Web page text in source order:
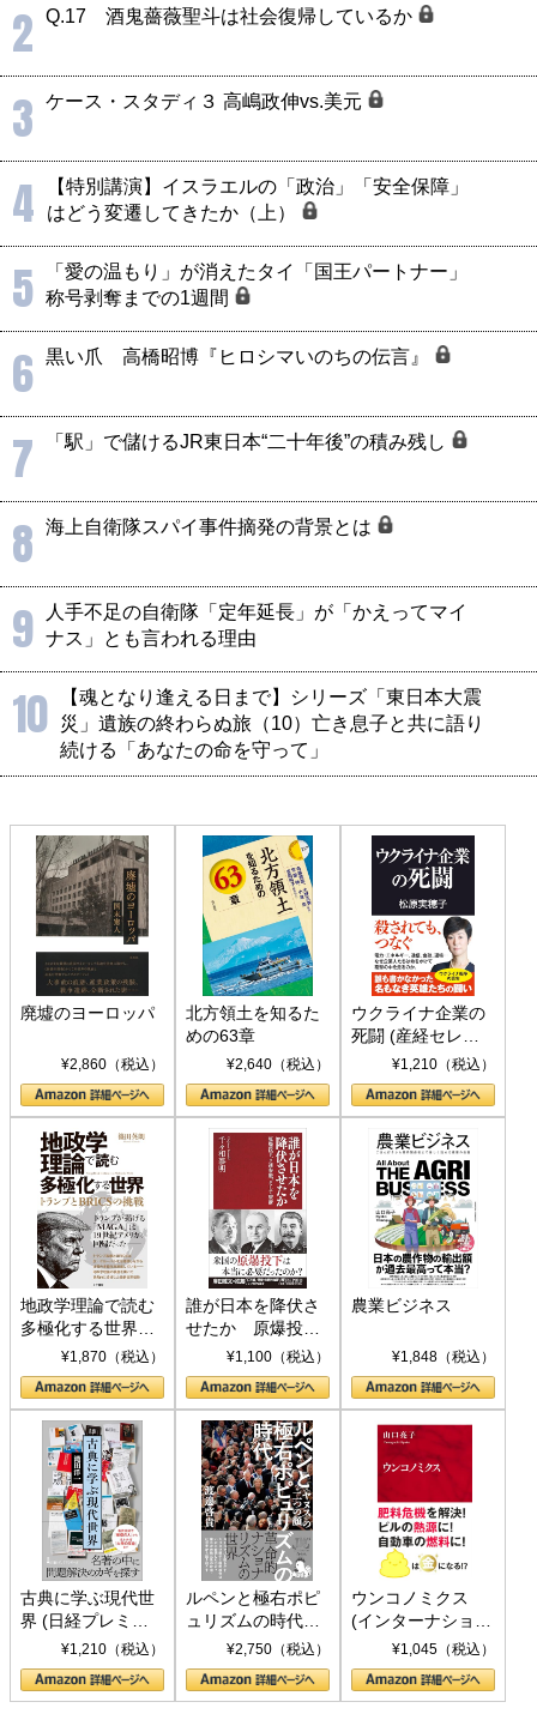
2 Q.17 酒鬼薔薇聖斗は社会復帰しているか
3 ケース・スタディ３ 高嶋政伸vs.美元
4
【特別講演】イスラエルの「政治」「安全保障」
はどう変遷してきたか（上）
5
「愛の温もり」が消えたタイ「国王パートナー」
称号剥奪までの1週間
6 黒い爪 高橋昭博『ヒロシマいのちの伝言』
7 「駅」で儲けるJR東日本“二十年後”の積み残し
8 海上自衛隊スパイ事件摘発の背景とは
9
人手不足の自衛隊「定年延長」が「かえってマイ
ナス」とも言われる理由
10
【魂となり逢える日まで】シリーズ「東日本大震
災」遺族の終わらぬ旅（10）亡き息子と共に語り
続ける「あなたの命を守って」
廃墟のヨーロッパ
¥2,860（税込）
北方領土を知るた
めの63章
¥2,640（税込）
ウクライナ企業の
死闘 (産経セレク
ト S 039)¥1,210（税込）
地政学理論で読む
多極化する世界：
トランプとBRICS
の挑戦
¥1,870（税込）
誰が日本を降伏さ
せたか 原爆投
下、ソ連参戦、そ
して聖断 (PHP新
書)
¥1,100（税込）
農業ビジネス
¥1,848（税込）
古典に学ぶ現代世
界 (日経プレミア
シリーズ)¥1,210（税込）
ルペンと極右ポピ
ュリズムの時代：
〈ヤヌス〉の二つ
の顔
¥2,750（税込）
ウンコノミクス
(インターナショナ
ル新書)¥1,045（税込）